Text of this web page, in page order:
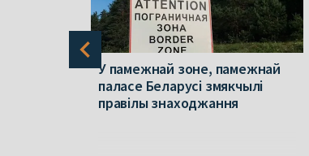
У памежнай зоне, памежнай
паласе Беларусі змякчылі
правілы знаходжання